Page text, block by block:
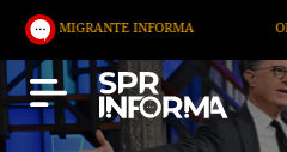
INFORMA OPINIÓN